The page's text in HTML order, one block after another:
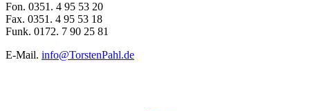
Fon. 0351. 4 95 53 20
Fax. 0351. 4 95 53 18
Funk. 0172. 7 90 25 81
E-Mail. info@TorstenPahl.de